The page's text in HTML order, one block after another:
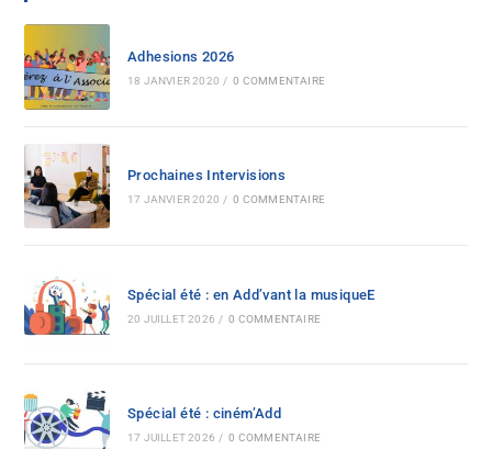
Adhesions 2026
18 JANVIER 2020 / 0 COMMENTAIRE
Prochaines Intervisions
17 JANVIER 2020 / 0 COMMENTAIRE
Spécial été : en Add’vant la musiqueE
20 JUILLET 2026 / 0 COMMENTAIRE
Spécial été : ciném’Add
17 JUILLET 2026 / 0 COMMENTAIRE